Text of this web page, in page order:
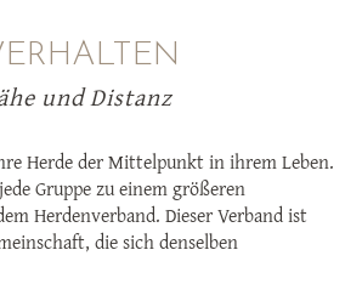
und Distanz
Herde der Mittelpunkt in ihrem Leben.
Gruppe zu einem größeren
Herdenverband. Dieser Verband ist
die sich denselben